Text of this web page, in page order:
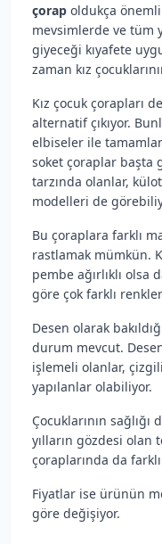
çorap oldukça
mevsimlerde ve tüm
giyeceği kıyafete
zaman kız
Kız çocuk çorapları
alternatif çıkıyor.
elbiseler ile
soket çoraplar başta
tarzında olanlar,
modelleri de
Bu çoraplara farklı
rastlamak mümkün.
pembe ağırlıklı
göre çok farklı
Desen olarak
durum mevcut.
işlemeli olanlar,
yapılanlar olabiliyor.
Çocuklarının
yılların gözdesi olan
çoraplarında da farklı
Fiyatlar ise ürünün
göre değişiyor.